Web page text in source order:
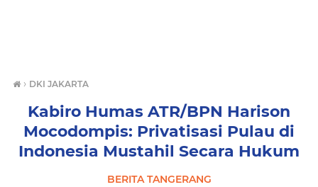
› DKI JAKARTA
Kabiro Humas ATR/BPN Harison
Mocodompis: Privatisasi Pulau di
Indonesia Mustahil Secara Hukum
BERITA TANGERANG